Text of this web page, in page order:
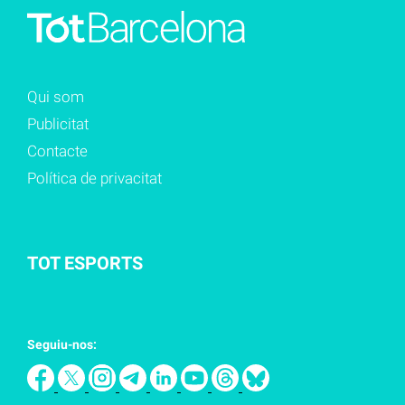
Qui som
Publicitat
Contacte
Política de privacitat
TOT ESPORTS
Seguiu-nos: